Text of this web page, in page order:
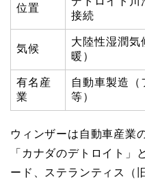
位置
接続
気候
大陸性湿潤気
暖）
有名産
業
自動車製造（
等）
ウィンザーは自動車産業
「カナダのデトロイト」
ード、ステランティス（